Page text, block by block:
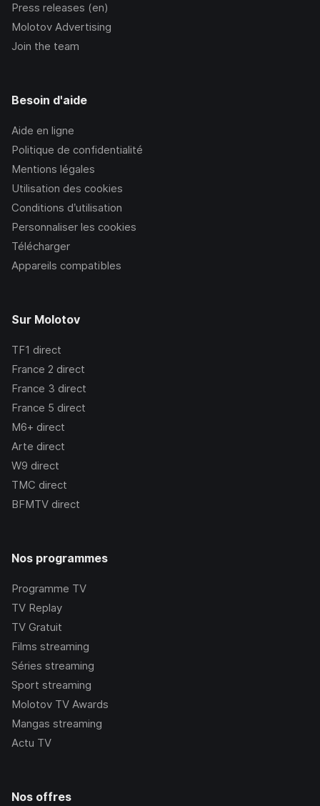
Press releases (en)
Molotov Advertising
Join the team
Besoin d'aide
Aide en ligne
Politique de confidentialité
Mentions légales
Utilisation des cookies
Conditions d’utilisation
Personnaliser les cookies
Télécharger
Appareils compatibles
Sur Molotov
TF1 direct
France 2 direct
France 3 direct
France 5 direct
M6+ direct
Arte direct
W9 direct
TMC direct
BFMTV direct
Nos programmes
Programme TV
TV Replay
TV Gratuit
Films streaming
Séries streaming
Sport streaming
Molotov TV Awards
Mangas streaming
Actu TV
Nos offres